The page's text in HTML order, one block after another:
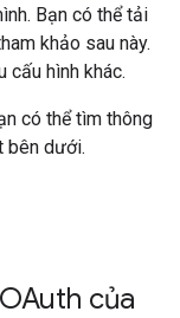
Bạn có thể tải
khảo sau này.
cấu hình khác.
có thể tìm thông
bên dưới.
của